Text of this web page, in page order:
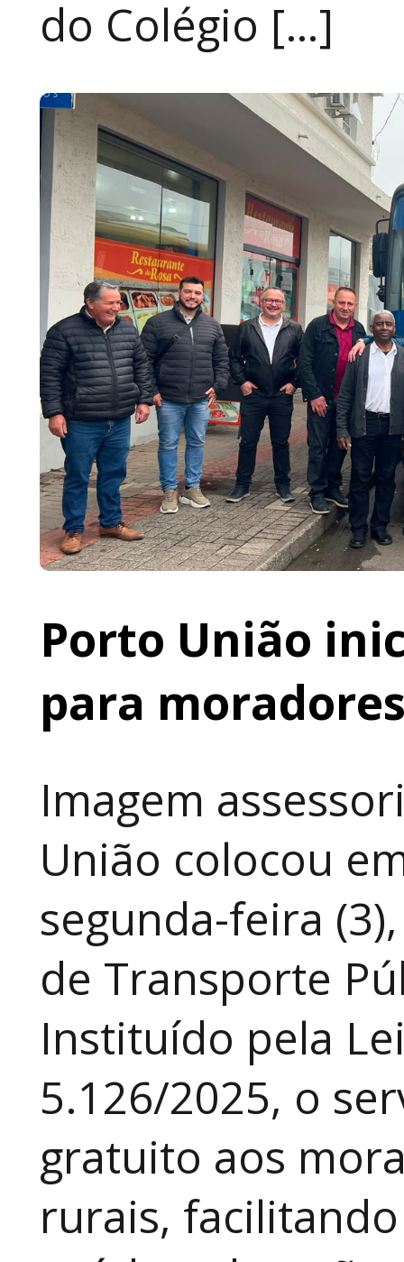
do Colégio […]
Porto União
para
Imagem
União colocou
segunda-feira
de Transporte
Instituído pela
5.126/2025, o
gratuito aos
rurais,